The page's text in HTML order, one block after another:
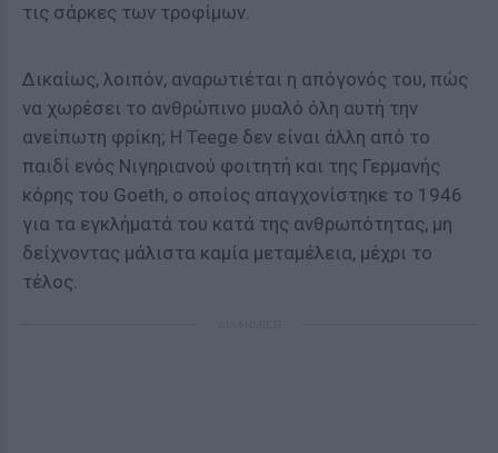
τις σάρκες των τροφίμων.
Δικαίως, λοιπόν, αναρωτιέται η απόγονός του, πώς
να χωρέσει το ανθρώπινο μυαλό όλη αυτή την
ανείπωτη φρίκη; Η Teege δεν είναι άλλη από το
παιδί ενός Νιγηριανού φοιτητή και της Γερμανής
κόρης του Goeth, ο οποίος απαγχονίστηκε το 1946
για τα εγκλήματά του κατά της ανθρωπότητας, μη
δείχνοντας μάλιστα καμία μεταμέλεια, μέχρι το
τέλος.